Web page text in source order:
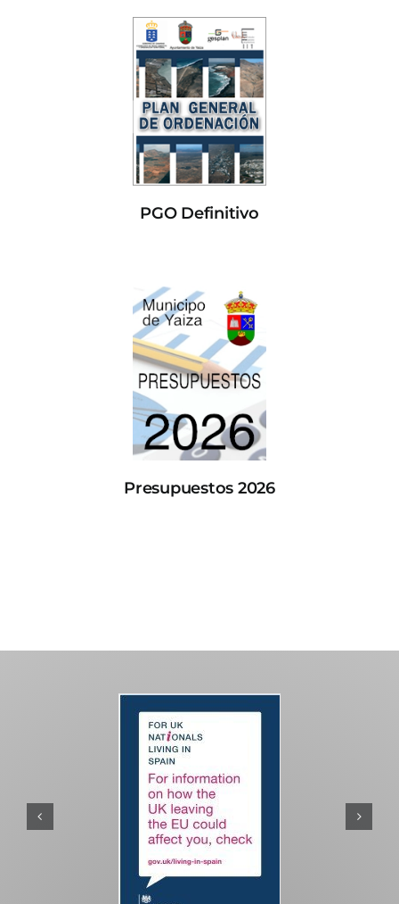
PGO Definitivo
Presupuestos 2026